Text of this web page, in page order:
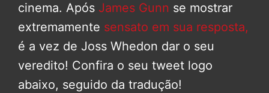
cinema. Após James Gunn se mostrar
extremamente sensato em sua resposta,
é a vez de Joss Whedon dar o seu
veredito! Confira o seu tweet logo
abaixo, seguido da tradução!